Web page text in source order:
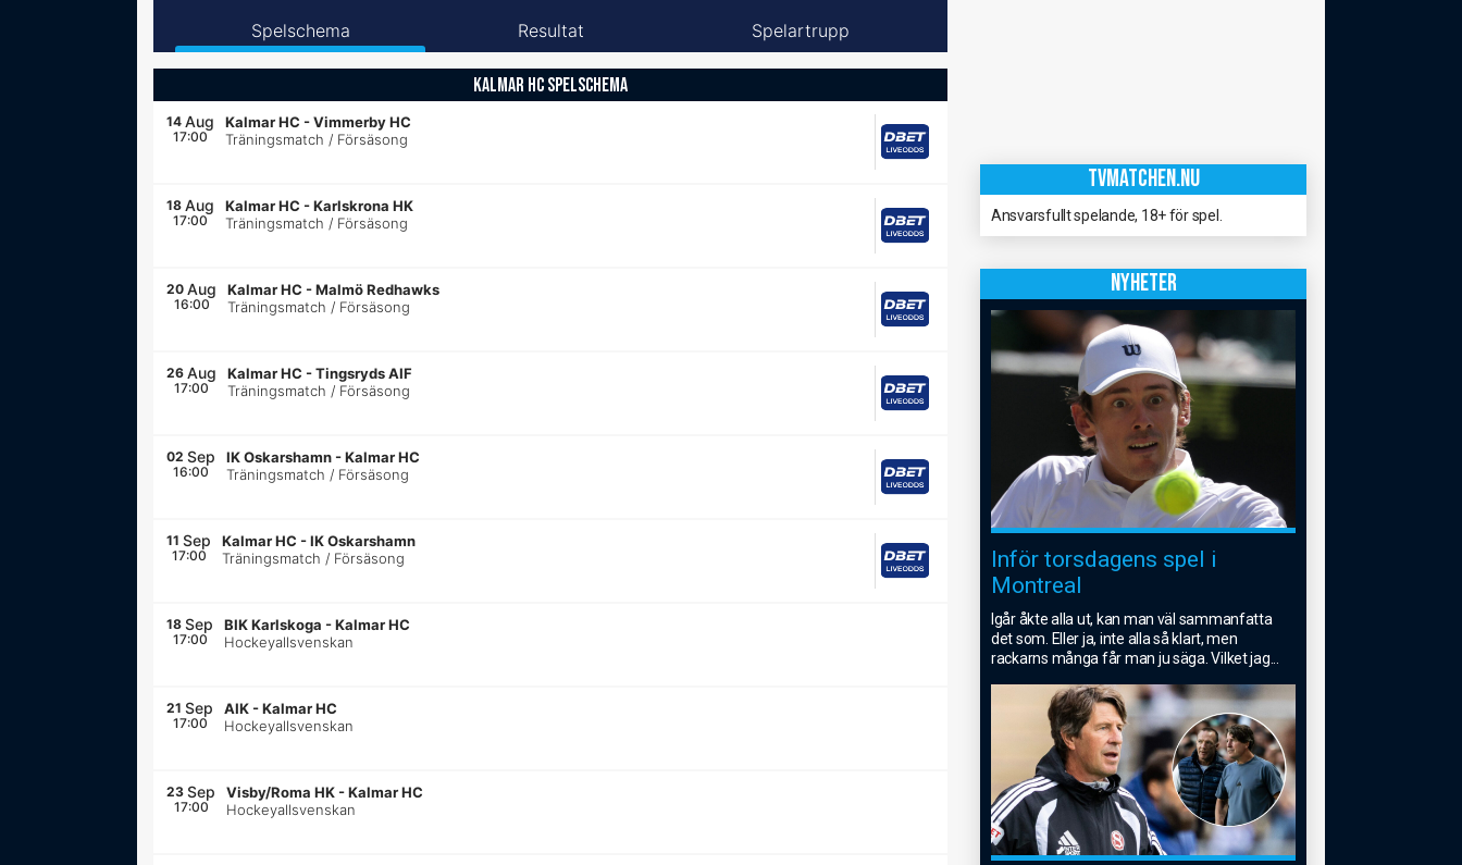
Spelschema Resultat Spelartrupp
KALMAR HC SPELSCHEMA
14 Aug
17:00
Kalmar HC -Vimmerby HC
Träningsmatch / Försäsong
18 Aug
17:00
Kalmar HC -Karlskrona HK
Träningsmatch / Försäsong
20 Aug
16:00
Kalmar HC -Malmö Redhawks
Träningsmatch / Försäsong
26 Aug
17:00
Kalmar HC -Tingsryds AIF
Träningsmatch / Försäsong
02 Sep
16:00
IK Oskarshamn -Kalmar HC
Träningsmatch / Försäsong
11 Sep
17:00
Kalmar HC -IK Oskarshamn
Träningsmatch / Försäsong
18 Sep
17:00
BIK Karlskoga -Kalmar HC
Hockeyallsvenskan
21 Sep
17:00
AIK -Kalmar HC
Hockeyallsvenskan
23 Sep
17:00
Visby/Roma HK -Kalmar HC
Hockeyallsvenskan
TVMATCHEN.NU
Ansvarsfullt spelande, 18+ för spel.
NYHETER
Inför torsdagens spel i
Montreal
Igår åkte alla ut, kan man väl sammanfatta
det som. Eller ja, inte alla så klart, men
rackarns många får man ju säga. Vilket jag